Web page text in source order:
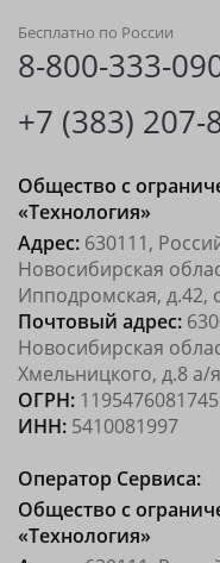
Бесплатно по России
8-800-333-
+7 (383) 207-
Общество с
«Технология»
Адрес: 630111,
Новосибирская
Ипподромская, д.42,
Почтовый адрес:
Новосибирская
Хмельницкого, д.8 а/
ОГРН: 1195476081745
ИНН: 5410081997
Оператор Сервиса:
Общество с
«Технология»